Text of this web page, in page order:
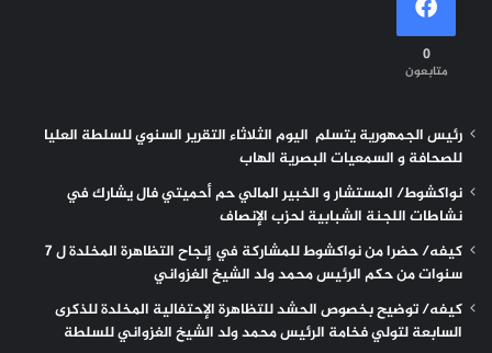
0
متابعون
رئيس الجمهورية يتسلم اليوم الثلاثاء التقرير السنوي للسلطة العليا
للصحافة و السمعيات البصرية الهاب
نواكشوط/ المستشار و الخبير المالي حم أحميتي فال يشارك في
نشاطات اللجنة الشبابية لحزب الإنصاف
كيفه/ حضرا من نواكشوط للمشاركة في إنجاح التظاهرة المخلدة ل 7
سنوات من حكم الرئيس محمد ولد الشيخ الغزواني
كيفه/ توضيح بخصوص الحشد للتظاهرة الإحتفالية المخلدة للذكرى
السابعة لتولي فخامة الرئيس محمد ولد الشيخ الغزواني للسلطة